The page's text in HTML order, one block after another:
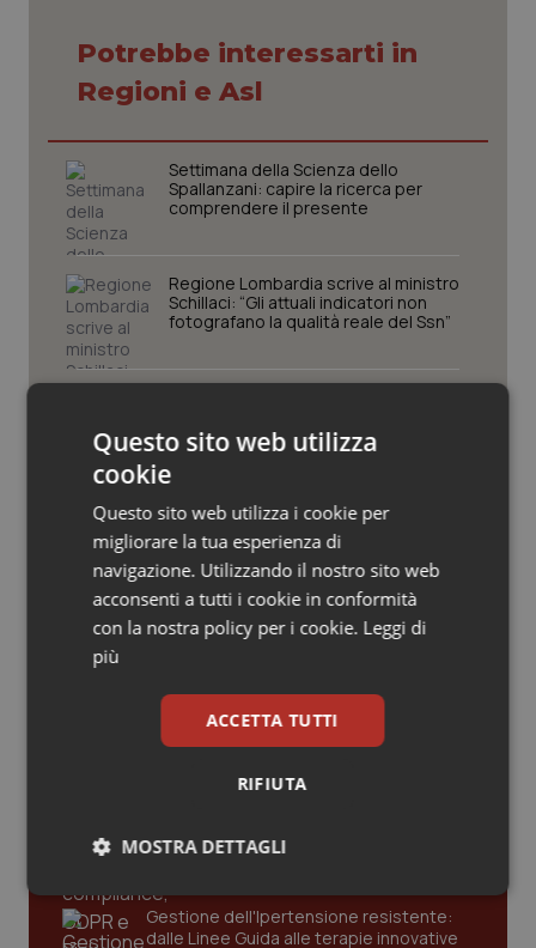
Provincia Autonoma di Trento
Puglia
Sardegna
Sicilia
Toscana
Umbria
Veneto
Ipertensione & Scompenso
Malattie rare
Malattia di Crohn & Rettocolite Ulcerosa
Neuroscienze & patologie neurodegenerative
Obesità
Oftalmologia
Oncoematologia
Oncologia & Nutrizione
Psoriasi & pelle
Quotidiano Cardiologia
Quotidiano Chirurgia
Quotidiano Oncologia
Quotidiano Pediatria
Rene & patologie urogenitali
Potrebbe interessarti in
Regioni e Asl
Settimana della Scienza dello
Spallanzani: capire la ricerca per
comprendere il presente
Regione Lombardia scrive al ministro
Schillaci: “Gli attuali indicatori non
fotografano la qualità reale del Ssn”
punto della Conferenza delle Regioni
San Raffaele di Milano. Ispezioni e
criticità riscontrate, stop al
laboratorio di Embriologia
Ultime analisi e review da QS Pro
Gestione dell'Ipertensione resistente:
dalle Linee Guida alle terapie innovative
Questo sito web utilizza
cookie
Questo sito web utilizza i cookie per
migliorare la tua esperienza di
navigazione. Utilizzando il nostro sito web
acconsenti a tutti i cookie in conformità
con la nostra policy per i cookie. Leggi di
più
ACCETTA TUTTI
RIFIUTA
MOSTRA DETTAGLI
Necessari Statistici Marketing